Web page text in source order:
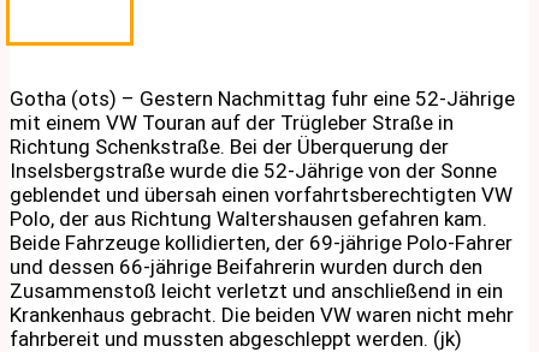
Gotha (ots) – Gestern Nachmittag fuhr eine 52-Jährige
mit einem VW Touran auf der Trügleber Straße in
Richtung Schenkstraße. Bei der Überquerung der
Inselsbergstraße wurde die 52-Jährige von der Sonne
geblendet und übersah einen vorfahrtsberechtigten VW
Polo, der aus Richtung Waltershausen gefahren kam.
Beide Fahrzeuge kollidierten, der 69-jährige Polo-Fahrer
und dessen 66-jährige Beifahrerin wurden durch den
Zusammenstoß leicht verletzt und anschließend in ein
Krankenhaus gebracht. Die beiden VW waren nicht mehr
fahrbereit und mussten abgeschleppt werden. (jk)